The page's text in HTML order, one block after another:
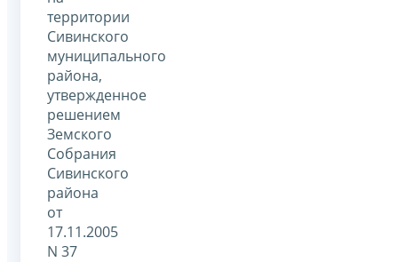
территории
Сивинского
муниципального
района,
утвержденное
решением
Земского
Собрания
Сивинского
района
от
17.11.2005
N 37